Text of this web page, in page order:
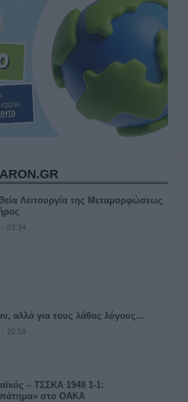
Λειτουργία της Μεταμορφώσεως
- 03:34
αλλά για τους λάθος λόγους…
- 20:58
– ΤΣΣΚΑ 1948 1-1:
στο ΟΑΚΑ